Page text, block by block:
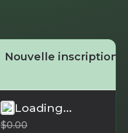
Nouvelle inscription
Loading...
$0.00